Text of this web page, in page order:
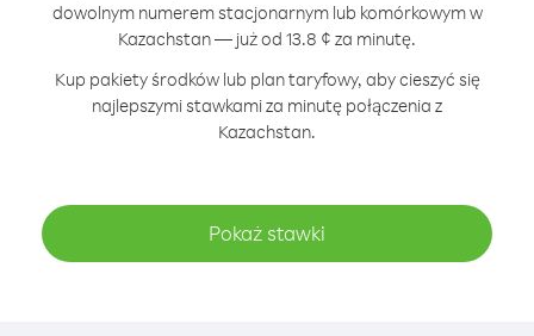
dowolnym numerem stacjonarnym lub komórkowym w
Kazachstan — już od 13.8 ¢ za minutę.
Kup pakiety środków lub plan taryfowy, aby cieszyć się
najlepszymi stawkami za minutę połączenia z
Kazachstan.
Pokaż stawki